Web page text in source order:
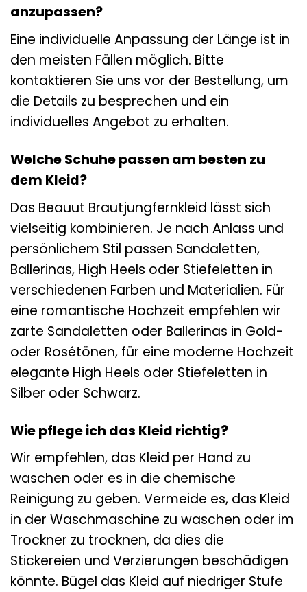
anzupassen?
Eine individuelle Anpassung der Länge ist in
den meisten Fällen möglich. Bitte
kontaktieren Sie uns vor der Bestellung, um
die Details zu besprechen und ein
individuelles Angebot zu erhalten.
Welche Schuhe passen am besten zu
dem Kleid?
Das Beauut Brautjungfernkleid lässt sich
vielseitig kombinieren. Je nach Anlass und
persönlichem Stil passen Sandaletten,
Ballerinas, High Heels oder Stiefeletten in
verschiedenen Farben und Materialien. Für
eine romantische Hochzeit empfehlen wir
zarte Sandaletten oder Ballerinas in Gold-
oder Rosétönen, für eine moderne Hochzeit
elegante High Heels oder Stiefeletten in
Silber oder Schwarz.
Wie pflege ich das Kleid richtig?
Wir empfehlen, das Kleid per Hand zu
waschen oder es in die chemische
Reinigung zu geben. Vermeide es, das Kleid
in der Waschmaschine zu waschen oder im
Trockner zu trocknen, da dies die
Stickereien und Verzierungen beschädigen
könnte. Bügel das Kleid auf niedriger Stufe